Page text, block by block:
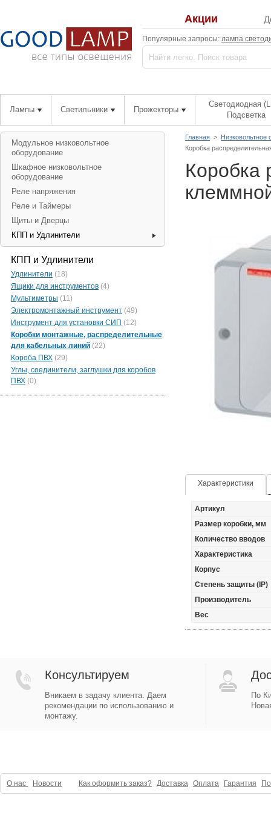
Акции
Популярные запросы: лампа
Лампы Светильники Прожекторы
Светодиодная
Подсветка
Главная > Низковольтное
Коробка
Коробка
Характеристики
Артикул
Размер коробки, мм
Количество вводов
Характеристика
Корпус
Степень защиты (IP)
Производитель
Вес
Модульное низковольтное
оборудование
Шкафное низковольтное
оборудование
Реле напряжения
Реле и Таймеры
Щиты и Дверцы
КПП и Удлинители
КПП и Удлинители
Удлинители (18)
Ящики для инструментов (4)
Мультиметры (11)
Электромонтажный инструмент (49)
Инструмент для установки СИП (12)
Коробки монтажные, распределительные
для кабельных линий (22)
Короба ПВХ (29)
Углы, соединители, заглушки для коробов
ПВХ (0)
Консультируем
Вникаем в задачу клиента. Даем
рекомендации по использованию и
монтажу.
По
О нас Новости Как оформить заказ? Доставка Оплата Гарантия